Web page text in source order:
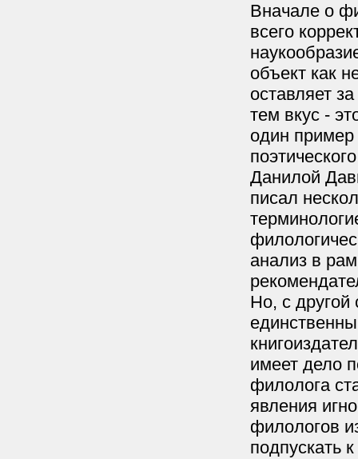
Вначале о
всего
объект как
оставляет
тем вкус -
один пример
Данилой
писал
анализ в
Но, с
имеет дело
филолога
явления
филологов
подпускать